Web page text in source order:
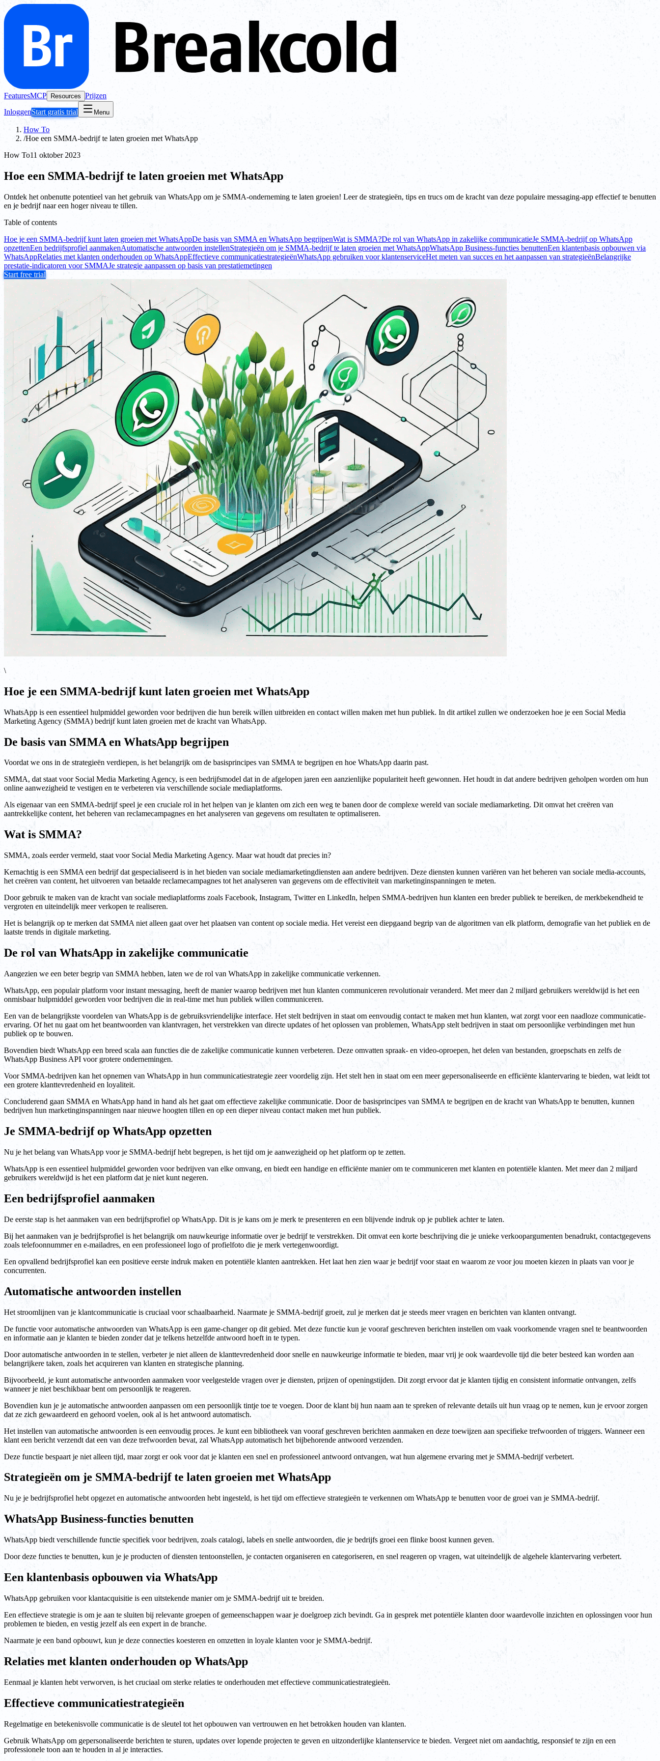
FeaturesMCP Resources Prijzen
InloggenStart gratis trial Menu
How To
/Hoe een SMMA-bedrijf te laten groeien met WhatsApp
How To11 oktober 2023
Hoe een SMMA-bedrijf te laten groeien met WhatsApp
Ontdek het onbenutte potentieel van het gebruik van WhatsApp om je SMMA-onderneming te laten groeien! Leer de strategieën, tips en trucs om de kracht van deze populaire messaging-app effectief te benutten
en je bedrijf naar een hoger niveau te tillen.
Table of contents
Hoe je een SMMA-bedrijf kunt laten groeien met WhatsAppDe basis van SMMA en WhatsApp begrijpenWat is SMMA?De rol van WhatsApp in zakelijke communicatieJe SMMA-bedrijf op WhatsApp
opzettenEen bedrijfsprofiel aanmakenAutomatische antwoorden instellenStrategieën om je SMMA-bedrijf te laten groeien met WhatsAppWhatsApp Business-functies benuttenEen klantenbasis opbouwen via
WhatsAppRelaties met klanten onderhouden op WhatsAppEffectieve communicatiestrategieënWhatsApp gebruiken voor klantenserviceHet meten van succes en het aanpassen van strategieënBelangrijke
prestatie-indicatoren voor SMMAJe strategie aanpassen op basis van prestatiemetingen
Start free trial
\
Hoe je een SMMA-bedrijf kunt laten groeien met WhatsApp
WhatsApp is een essentieel hulpmiddel geworden voor bedrijven die hun bereik willen uitbreiden en contact willen maken met hun publiek. In dit artikel zullen we onderzoeken hoe je een Social Media
Marketing Agency (SMMA) bedrijf kunt laten groeien met de kracht van WhatsApp.
De basis van SMMA en WhatsApp begrijpen
Voordat we ons in de strategieën verdiepen, is het belangrijk om de basisprincipes van SMMA te begrijpen en hoe WhatsApp daarin past.
SMMA, dat staat voor Social Media Marketing Agency, is een bedrijfsmodel dat in de afgelopen jaren een aanzienlijke populariteit heeft gewonnen. Het houdt in dat andere bedrijven geholpen worden om hun
online aanwezigheid te vestigen en te verbeteren via verschillende sociale mediaplatforms.
Als eigenaar van een SMMA-bedrijf speel je een cruciale rol in het helpen van je klanten om zich een weg te banen door de complexe wereld van sociale mediamarketing. Dit omvat het creëren van
aantrekkelijke content, het beheren van reclamecampagnes en het analyseren van gegevens om resultaten te optimaliseren.
Wat is SMMA?
SMMA, zoals eerder vermeld, staat voor Social Media Marketing Agency. Maar wat houdt dat precies in?
Kernachtig is een SMMA een bedrijf dat gespecialiseerd is in het bieden van sociale mediamarketingdiensten aan andere bedrijven. Deze diensten kunnen variëren van het beheren van sociale media-accounts,
het creëren van content, het uitvoeren van betaalde reclamecampagnes tot het analyseren van gegevens om de effectiviteit van marketinginspanningen te meten.
Door gebruik te maken van de kracht van sociale mediaplatforms zoals Facebook, Instagram, Twitter en LinkedIn, helpen SMMA-bedrijven hun klanten een breder publiek te bereiken, de merkbekendheid te
vergroten en uiteindelijk meer verkopen te realiseren.
Het is belangrijk op te merken dat SMMA niet alleen gaat over het plaatsen van content op sociale media. Het vereist een diepgaand begrip van de algoritmen van elk platform, demografie van het publiek en de
laatste trends in digitale marketing.
De rol van WhatsApp in zakelijke communicatie
Aangezien we een beter begrip van SMMA hebben, laten we de rol van WhatsApp in zakelijke communicatie verkennen.
WhatsApp, een populair platform voor instant messaging, heeft de manier waarop bedrijven met hun klanten communiceren revolutionair veranderd. Met meer dan 2 miljard gebruikers wereldwijd is het een
onmisbaar hulpmiddel geworden voor bedrijven die in real-time met hun publiek willen communiceren.
Een van de belangrijkste voordelen van WhatsApp is de gebruiksvriendelijke interface. Het stelt bedrijven in staat om eenvoudig contact te maken met hun klanten, wat zorgt voor een naadloze communicatie-
ervaring. Of het nu gaat om het beantwoorden van klantvragen, het verstrekken van directe updates of het oplossen van problemen, WhatsApp stelt bedrijven in staat om persoonlijke verbindingen met hun
publiek op te bouwen.
Bovendien biedt WhatsApp een breed scala aan functies die de zakelijke communicatie kunnen verbeteren. Deze omvatten spraak- en video-oproepen, het delen van bestanden, groepschats en zelfs de
WhatsApp Business API voor grotere ondernemingen.
Voor SMMA-bedrijven kan het opnemen van WhatsApp in hun communicatiestrategie zeer voordelig zijn. Het stelt hen in staat om een meer gepersonaliseerde en efficiënte klantervaring te bieden, wat leidt tot
een grotere klanttevredenheid en loyaliteit.
Concluderend gaan SMMA en WhatsApp hand in hand als het gaat om effectieve zakelijke communicatie. Door de basisprincipes van SMMA te begrijpen en de kracht van WhatsApp te benutten, kunnen
bedrijven hun marketinginspanningen naar nieuwe hoogten tillen en op een dieper niveau contact maken met hun publiek.
Je SMMA-bedrijf op WhatsApp opzetten
Nu je het belang van WhatsApp voor je SMMA-bedrijf hebt begrepen, is het tijd om je aanwezigheid op het platform op te zetten.
WhatsApp is een essentieel hulpmiddel geworden voor bedrijven van elke omvang, en biedt een handige en efficiënte manier om te communiceren met klanten en potentiële klanten. Met meer dan 2 miljard
gebruikers wereldwijd is het een platform dat je niet kunt negeren.
Een bedrijfsprofiel aanmaken
De eerste stap is het aanmaken van een bedrijfsprofiel op WhatsApp. Dit is je kans om je merk te presenteren en een blijvende indruk op je publiek achter te laten.
Bij het aanmaken van je bedrijfsprofiel is het belangrijk om nauwkeurige informatie over je bedrijf te verstrekken. Dit omvat een korte beschrijving die je unieke verkoopargumenten benadrukt, contactgegevens
zoals telefoonnummer en e-mailadres, en een professioneel logo of profielfoto die je merk vertegenwoordigt.
Een opvallend bedrijfsprofiel kan een positieve eerste indruk maken en potentiële klanten aantrekken. Het laat hen zien waar je bedrijf voor staat en waarom ze voor jou moeten kiezen in plaats van voor je
concurrenten.
Automatische antwoorden instellen
Het stroomlijnen van je klantcommunicatie is cruciaal voor schaalbaarheid. Naarmate je SMMA-bedrijf groeit, zul je merken dat je steeds meer vragen en berichten van klanten ontvangt.
De functie voor automatische antwoorden van WhatsApp is een game-changer op dit gebied. Met deze functie kun je vooraf geschreven berichten instellen om vaak voorkomende vragen snel te beantwoorden
en informatie aan je klanten te bieden zonder dat je telkens hetzelfde antwoord hoeft in te typen.
Door automatische antwoorden in te stellen, verbeter je niet alleen de klanttevredenheid door snelle en nauwkeurige informatie te bieden, maar vrij je ook waardevolle tijd die beter besteed kan worden aan
belangrijkere taken, zoals het acquireren van klanten en strategische planning.
Bijvoorbeeld, je kunt automatische antwoorden aanmaken voor veelgestelde vragen over je diensten, prijzen of openingstijden. Dit zorgt ervoor dat je klanten tijdig en consistent informatie ontvangen, zelfs
wanneer je niet beschikbaar bent om persoonlijk te reageren.
Bovendien kun je je automatische antwoorden aanpassen om een persoonlijk tintje toe te voegen. Door de klant bij hun naam aan te spreken of relevante details uit hun vraag op te nemen, kun je ervoor zorgen
dat ze zich gewaardeerd en gehoord voelen, ook al is het antwoord automatisch.
Het instellen van automatische antwoorden is een eenvoudig proces. Je kunt een bibliotheek van vooraf geschreven berichten aanmaken en deze toewijzen aan specifieke trefwoorden of triggers. Wanneer een
klant een bericht verzendt dat een van deze trefwoorden bevat, zal WhatsApp automatisch het bijbehorende antwoord verzenden.
Deze functie bespaart je niet alleen tijd, maar zorgt er ook voor dat je klanten een snel en professioneel antwoord ontvangen, wat hun algemene ervaring met je SMMA-bedrijf verbetert.
Strategieën om je SMMA-bedrijf te laten groeien met WhatsApp
Nu je je bedrijfsprofiel hebt opgezet en automatische antwoorden hebt ingesteld, is het tijd om effectieve strategieën te verkennen om WhatsApp te benutten voor de groei van je SMMA-bedrijf.
WhatsApp Business-functies benutten
WhatsApp biedt verschillende functie specifiek voor bedrijven, zoals catalogi, labels en snelle antwoorden, die je bedrijfs groei een flinke boost kunnen geven.
Door deze functies te benutten, kun je je producten of diensten tentoonstellen, je contacten organiseren en categoriseren, en snel reageren op vragen, wat uiteindelijk de algehele klantervaring verbetert.
Een klantenbasis opbouwen via WhatsApp
WhatsApp gebruiken voor klantacquisitie is een uitstekende manier om je SMMA-bedrijf uit te breiden.
Een effectieve strategie is om je aan te sluiten bij relevante groepen of gemeenschappen waar je doelgroep zich bevindt. Ga in gesprek met potentiële klanten door waardevolle inzichten en oplossingen voor hun
problemen te bieden, en vestig jezelf als een expert in de branche.
Naarmate je een band opbouwt, kun je deze connecties koesteren en omzetten in loyale klanten voor je SMMA-bedrijf.
Relaties met klanten onderhouden op WhatsApp
Eenmaal je klanten hebt verworven, is het cruciaal om sterke relaties te onderhouden met effectieve communicatiestrategieën.
Effectieve communicatiestrategieën
Regelmatige en betekenisvolle communicatie is de sleutel tot het opbouwen van vertrouwen en het betrokken houden van klanten.
Gebruik WhatsApp om gepersonaliseerde berichten te sturen, updates over lopende projecten te geven en uitzonderlijke klantenservice te bieden. Vergeet niet om aandachtig, responsief te zijn en een
professionele toon aan te houden in al je interacties.